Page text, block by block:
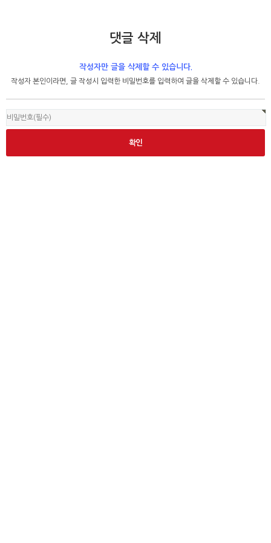
댓글 삭제
작성자만 글을 삭제할 수 있습니다.
작성자 본인이라면, 글 작성시 입력한 비밀번호를 입력하여 글을 삭제할 수 있습니다.